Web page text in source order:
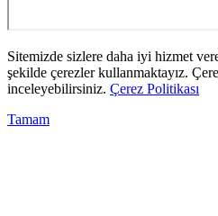
Sitemizde sizlere daha iyi hizmet
şekilde çerezler kullanmaktayız.
inceleyebilirsiniz. Çerez Politikası
Tamam